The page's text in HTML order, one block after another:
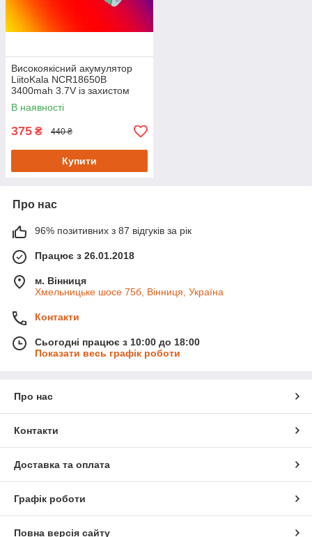
Високоякісний акумулятор
LiitoKala NCR18650B
3400mah 3.7V із захистом
В наявності
375 ₴ 440 ₴
Купити
Про нас
96% позитивних з 87 відгуків за рік
Працює з 26.01.2018
м. Вінниця
Хмельницьке шосе 75б, Вінниця, Україна
Контакти
Сьогодні працює з 10:00 до 18:00
Показати весь графік роботи
Про нас
Контакти
Доставка та оплата
Графік роботи
Повна версія сайту